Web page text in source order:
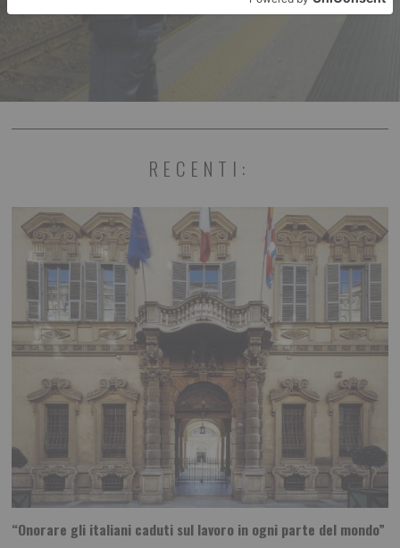
RECENTI:
“Onorare gli italiani caduti sul lavoro in ogni parte del mondo”